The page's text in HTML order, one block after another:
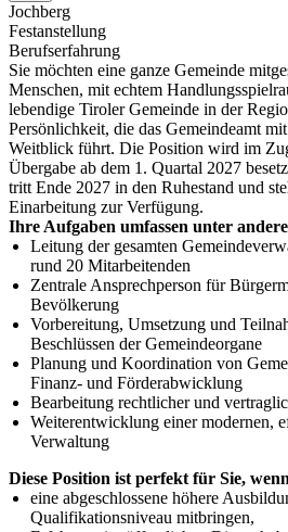
Jochberg
Festanstellung
Berufserfahrung
Sie möchten eine ganze Gemeinde
Menschen, mit echtem
lebendige Tiroler Gemeinde in der
Persönlichkeit, die das Gemeindeamt
Weitblick führt. Die Position wird im
Übergabe ab dem 1. Quartal 2027
tritt Ende 2027 in den Ruhestand und
Einarbeitung zur Verfügung.
Ihre Aufgaben umfassen unter
Leitung der gesamten
rund 20 Mitarbeitenden
Zentrale Ansprechperson für
Bevölkerung
Vorbereitung, Umsetzung und
Beschlüssen der Gemeindeorgane
Planung und Koordination von
Finanz- und Förderabwicklung
Bearbeitung rechtlicher und
Weiterentwicklung einer modernen,
Verwaltung
Diese Position ist perfekt für Sie,
eine abgeschlossene höhere
Qualifikationsniveau mitbringen,